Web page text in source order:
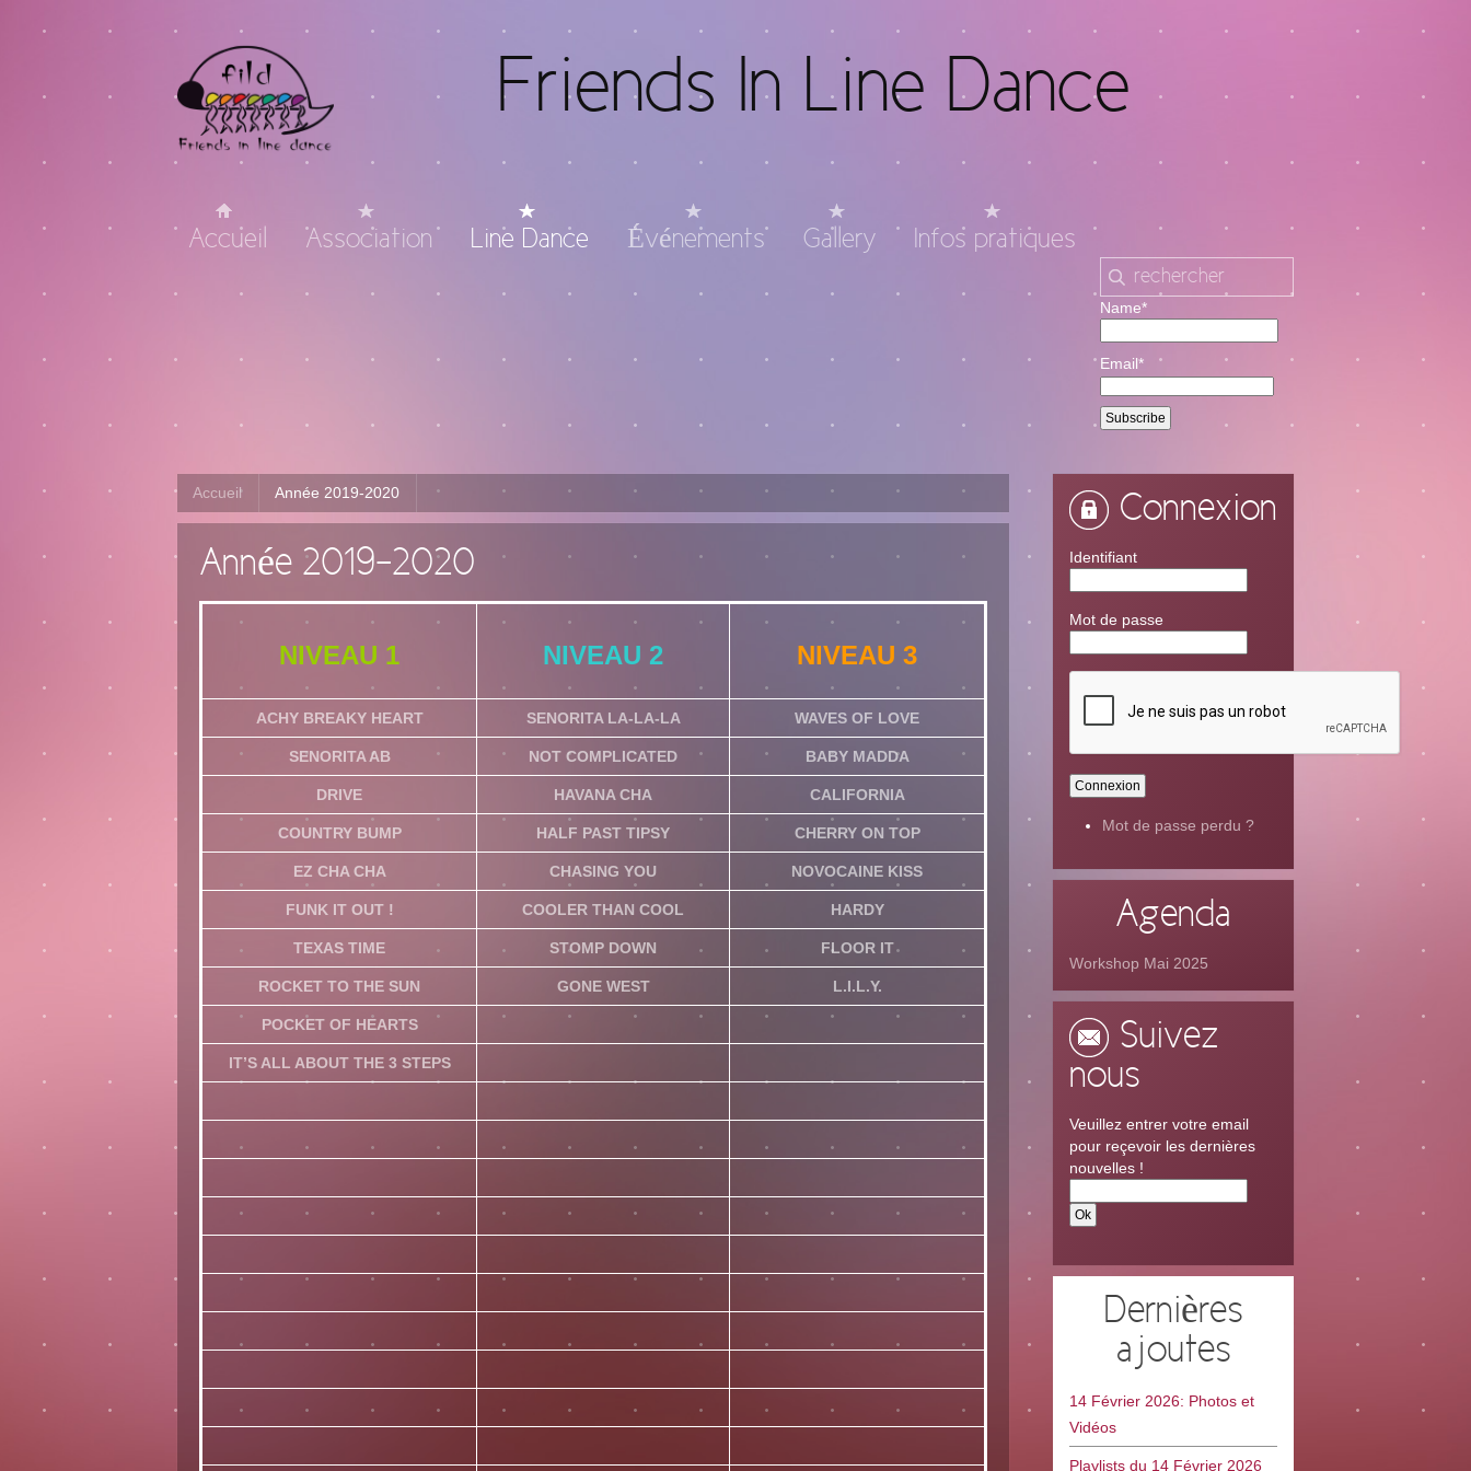
Friends In Line Dance
Accueil Association Line Dance Événements Gallery Infos pratiques
Name*
Email*
Accueil Année 2019-2020
Année 2019-2020
NIVEAU 1 NIVEAU 2 NIVEAU 3
ACHY BREAKY HEART SENORITA LA-LA-LA WAVES OF LOVE
SENORITA AB NOT COMPLICATED BABY MADDA
DRIVE HAVANA CHA CALIFORNIA
COUNTRY BUMP HALF PAST TIPSY CHERRY ON TOP
EZ CHA CHA CHASING YOU NOVOCAINE KISS
FUNK IT OUT ! COOLER THAN COOL HARDY
TEXAS TIME STOMP DOWN FLOOR IT
ROCKET TO THE SUN GONE WEST L.I.L.Y.
POCKET OF HEARTS
IT’S ALL ABOUT THE 3 STEPS
Connexion
Identifiant
Mot de passe
Mot de passe perdu ?
Agenda
Workshop Mai 2025
Suivez
nous
Veuillez entrer votre email
pour reçevoir les dernières
nouvelles !
Dernières
ajoutes
14 Février 2026: Photos et
Vidéos
Playlists du 14 Février 2026